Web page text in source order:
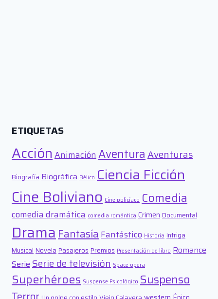
ETIQUETAS
AcciónAnimaciónAventuraAventuras
BiografíaBiográfica Bélico Ciencia Ficción
Cine Boliviano Cine policíaco Comedia
comedia dramática comedia romántica Crimen Documental
DramaFantasía Fantástico Historia Intriga
MusicalNovelaPasajerosPremios Presentación de libro Romance
SerieSerie de televisión Space opera
Superhéroes Suspense Psicológico Suspenso